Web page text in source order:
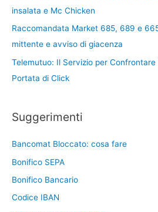
insalata e Mc Chicken
Raccomandata Market 685, 689 e
mittente e avviso di giacenza
Telemutuo: Il Servizio per
Portata di Click
Suggerimenti
Bancomat Bloccato: cosa fare
Bonifico SEPA
Bonifico Bancario
Codice IBAN